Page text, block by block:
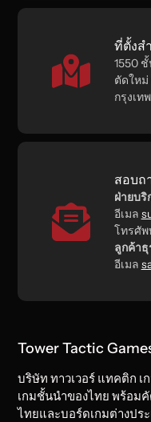
ที่ตั้งส
1550
ตัดใหม่
กรุงเท
สอบถ
ฝ่ายบ
อีเมล
โทรศั
ลูกค้าธุ
อีเมล
Tower Tactic
บริษัท ทาวเวอร์ แทคติก
เกมชั้นนำของไทย พร้อม
ไทยและบอร์ดเกมต่างปร